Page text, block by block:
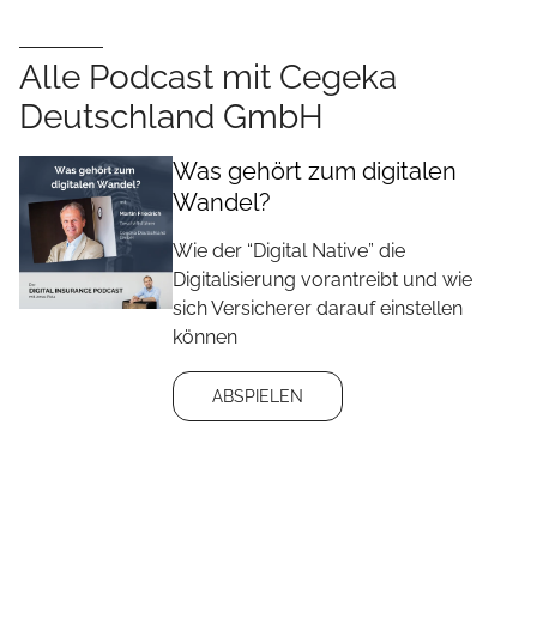
Alle Podcast mit Cegeka
Deutschland GmbH
Was gehört zum digitalen
Wandel?
Wie der “Digital Native” die
Digitalisierung vorantreibt und wie
sich Versicherer darauf einstellen
können
ABSPIELEN